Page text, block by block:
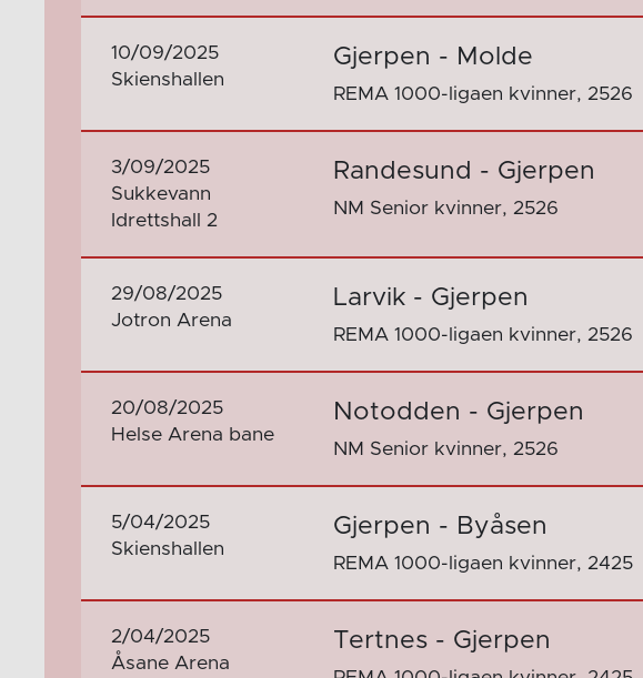
10/09/2025
Skienshallen
Gjerpen - Molde
REMA 1000-ligaen kvinner, 2526
3/09/2025
Sukkevann
Idrettshall 2
Randesund - Gjerpen
NM Senior kvinner, 2526
29/08/2025
Jotron Arena
Larvik - Gjerpen
REMA 1000-ligaen kvinner, 2526
20/08/2025
Helse Arena bane
Notodden - Gjerpen
NM Senior kvinner, 2526
5/04/2025
Skienshallen
Gjerpen - Byåsen
REMA 1000-ligaen kvinner, 2425
2/04/2025
Åsane Arena
Tertnes - Gjerpen